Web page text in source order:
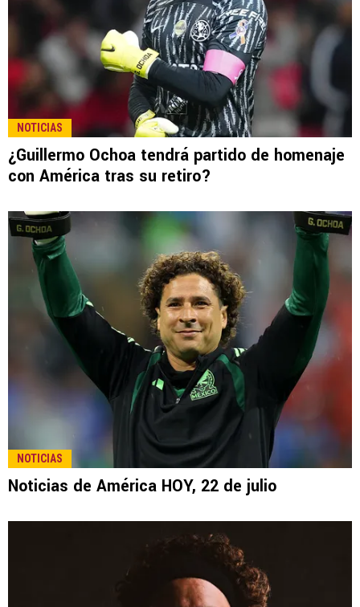
NOTICIAS
¿Guillermo Ochoa tendrá partido de homenaje
con América tras su retiro?
NOTICIAS
Noticias de América HOY, 22 de julio